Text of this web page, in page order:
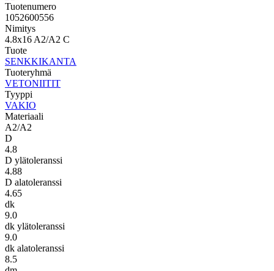
Tuotenumero
1052600556
Nimitys
4.8x16 A2/A2 C
Tuote
SENKKIKANTA
Tuoteryhmä
VETONIITIT
Tyyppi
VAKIO
Materiaali
A2/A2
D
4.8
D ylätoleranssi
4.88
D alatoleranssi
4.65
dk
9.0
dk ylätoleranssi
9.0
dk alatoleranssi
8.5